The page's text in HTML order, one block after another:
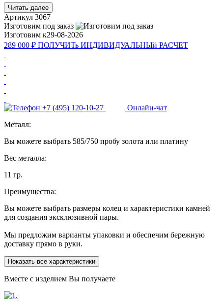
Читать далее
Артикул 3067
Изготовим под заказ
Изготовим к29-08-2026
289 000 ₽ ПОЛУЧИТь ИНДИВИДУАЛЬНЫй РАСЧЕТ
+7 (495) 120-10-27
Онлайн-чат
Металл:
Вы можете выбрать 585/750 пробу золота или платину
Вес металла:
11 гр.
Преимущества:
Вы можете выбрать размеры колец и характеристики камней
для создания эксклюзивной пары.
Мы предложим варианты упаковки и обеспечим бережную
доставку прямо в руки.
Показать все характеристики
Вместе с изделием Вы получаете